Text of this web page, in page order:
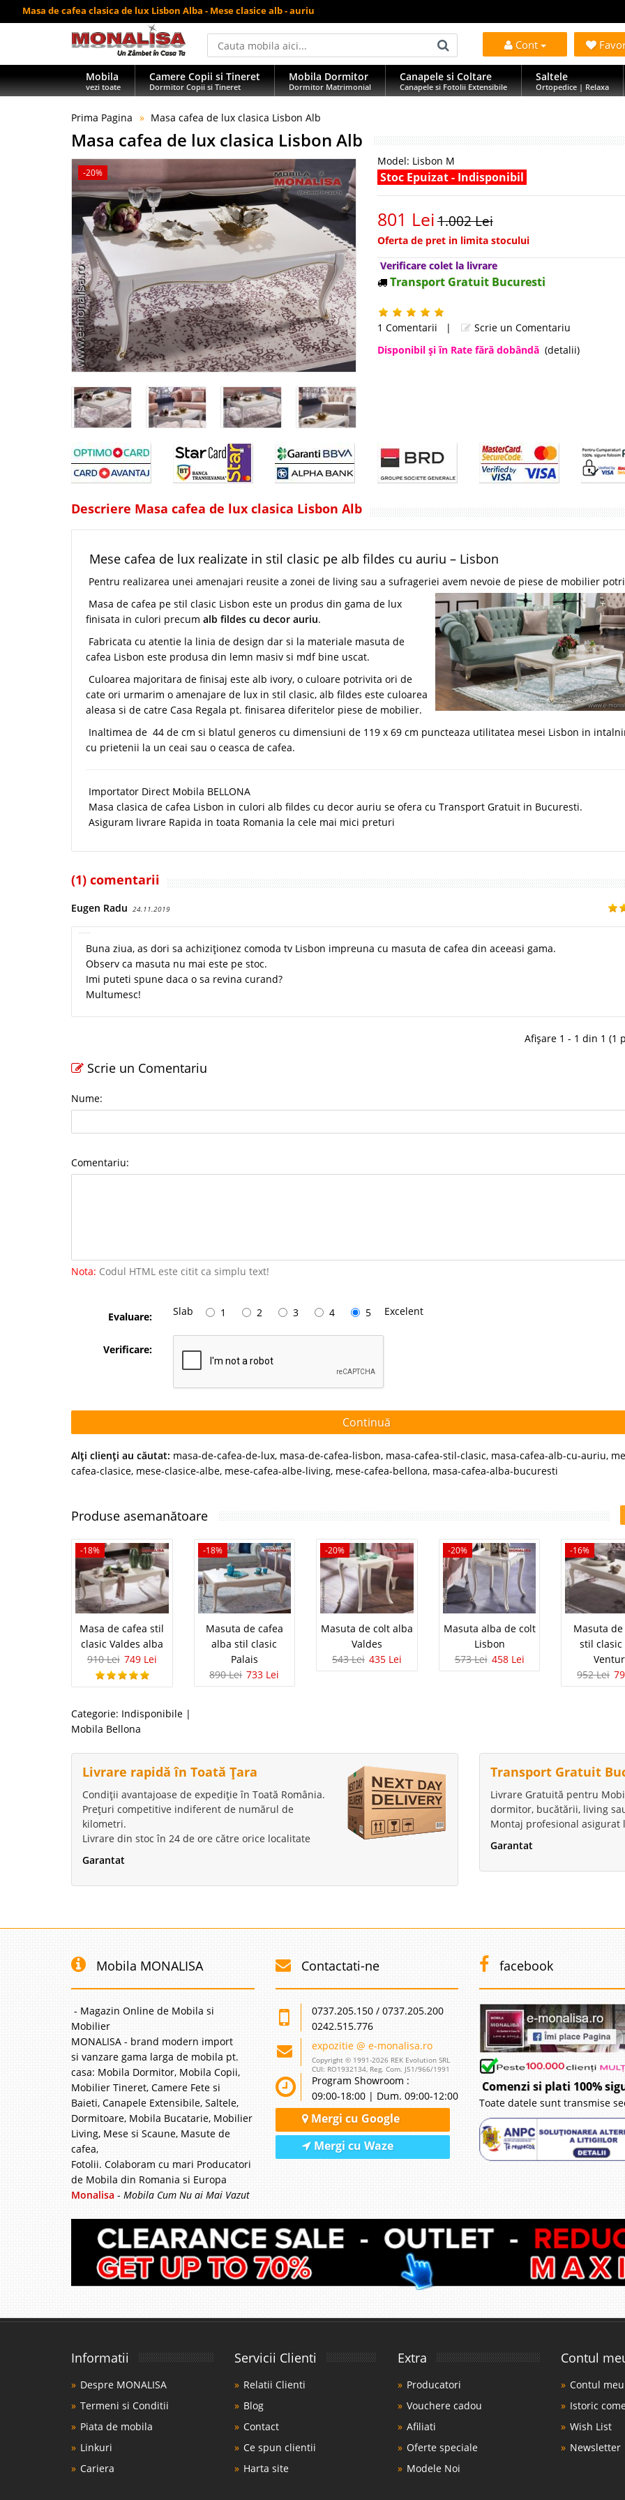
Masa de cafea clasica de lux Lisbon Alba - Mese clasice alb - auriu
Cont
Mobila
vezi toate
Camere Copii si Tineret
Dormitor Copii si Tineret
Mobila Dormitor
Dormitor Matrimonial
Canapele si Coltare
Canapele si Fotolii Extensibile
Saltele
Ortopedice | Relaxa
Prima Pagina Masa cafea de lux clasica Lisbon Alb
Masa cafea de lux clasica Lisbon Alb
-20%
Model: Lisbon M
Stoc Epuizat - Indisponibil
801 Lei1.002 Lei
Oferta de pret in limita stocului
Verificare colet la livrare
Transport Gratuit Bucuresti
1 Comentarii |
Scrie un Comentariu
Disponibil şi în Rate fără dobândă (detalii)
Descriere Masa cafea de lux clasica Lisbon Alb
Mese cafea de lux realizate in stil clasic pe alb fildes cu auriu – Lisbon
Pentru realizarea unei amenajari reusite a zonei de living sau a sufrageriei avem nevoie de piese de mobilier
Masa de cafea pe stil clasic Lisbon este un produs din gama de lux
finisata in culori precum alb fildes cu decor auriu.
Fabricata cu atentie la linia de design dar si la materiale masuta de
cafea Lisbon este produsa din lemn masiv si mdf bine uscat.
Culoarea majoritara de finisaj este alb ivory, o culoare potrivita ori de
cate ori urmarim o amenajare de lux in stil clasic, alb fildes este culoarea
aleasa si de catre Casa Regala pt. finisarea diferitelor piese de mobilier.
Inaltimea de 44 de cm si blatul generos cu dimensiuni de 119 x 69 cm puncteaza utilitatea mesei Lisbon in
cu prietenii la un ceai sau o ceasca de cafea.
Importator Direct Mobila BELLONA
Masa clasica de cafea Lisbon in culori alb fildes cu decor auriu se ofera cu Transport Gratuit in Bucuresti.
Asiguram livrare Rapida in toata Romania la cele mai mici preturi
(1) comentarii
Eugen Radu 24.11.2019
Buna ziua, as dori sa achiziționez comoda tv Lisbon impreuna cu masuta de cafea din aceeasi gama.
Observ ca masuta nu mai este pe stoc.
Imi puteti spune daca o sa revina curand?
Multumesc!
Afișare 1 - 1 din 1 (1
Scrie un Comentariu
Nume:
Comentariu:
Nota: Codul HTML este citit ca simplu text!
Evaluare: Slab 1 2 3 4 5 Excelent
Verificare:
Continuă
Alţi clienţi au căutat: masa-de-cafea-de-lux, masa-de-cafea-lisbon, masa-cafea-stil-clasic, masa-cafea-alb-cu-auriu,
cafea-clasice, mese-clasice-albe, mese-cafea-albe-living, mese-cafea-bellona, masa-cafea-alba-bucuresti
Produse asemanătoare
-18%
Masa de cafea stil
clasic Valdes alba
910 Lei 749 Lei
-18%
Masuta de cafea
alba stil clasic
Palais
890 Lei 733 Lei
-20%
Masuta de colt alba
Valdes
543 Lei 435 Lei
-20%
Masuta alba de colt
Lisbon
573 Lei 458 Lei
-16%
Masuta
stil
952 Lei
Categorie: Indisponibile |
Mobila Bellona
Livrare rapidă în Toată Țara
Condiții avantajoase de expediție în Toată România.
Prețuri competitive indiferent de numărul de
kilometri.
Livrare din stoc în 24 de ore către orice localitate
Garantat
Transport Gratuit
Livrare Gratuită pentru
dormitor, bucătării, living
Montaj profesional asigurat
Garantat
Mobila MONALISA
- Magazin Online de Mobila si
Mobilier
MONALISA - brand modern import
si vanzare gama larga de mobila pt.
casa: Mobila Dormitor, Mobila Copii,
Mobilier Tineret, Camere Fete si
Baieti, Canapele Extensibile, Saltele,
Dormitoare, Mobila Bucatarie, Mobilier
Living, Mese si Scaune, Masute de
cafea,
Fotolii. Colaboram cu mari Producatori
de Mobila din Romania si Europa
Monalisa - Mobila Cum Nu ai Mai Vazut
Contactati-ne
0737.205.150 / 0737.205.200
0242.515.776
expozitie @ e-monalisa.ro
Copyright © 1991-2026 REK Evolution SRL
CUI: RO1932134, Reg. Com. J51/966/1991
Program Showroom :
09:00-18:00 | Dum. 09:00-12:00
Mergi cu Google
Mergi cu Waze
facebook
Comenzi si plati 100%
Toate datele sunt transmise
Informatii
Despre MONALISA
Termeni si Conditii
Piata de mobila
Linkuri
Cariera
Servicii Clienti
Relatii Clienti
Blog
Contact
Ce spun clientii
Harta site
Extra
Producatori
Vouchere cadou
Afiliati
Oferte speciale
Modele Noi
Contul
Contul meu
Istoric
Wish List
Newsletter